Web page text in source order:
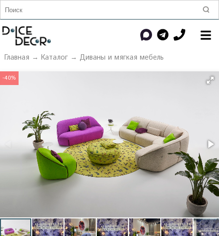
Главная → Каталог→ Диваны и мягкая мебель
-40%